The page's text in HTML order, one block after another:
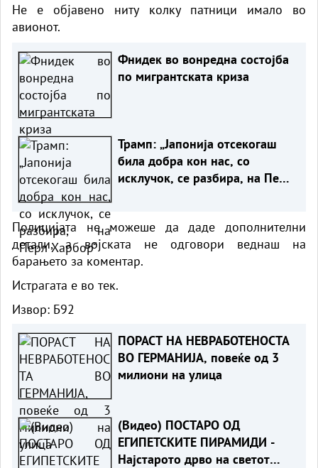
Не е објавено ниту колку патници имало во
авионот.
Фнидек во вонредна состојба
по мигрантската криза
Трамп: „Јапонија отсекогаш
била добра кон нас, со
исклучок, се разбира, на Перл
Полицијата не можеше да даде дополнителни
детали, а војската не одговори веднаш на
барањето за коментар.
Истрагата е во тек.
Извор: Б92
ПОРАСТ НА НЕВРАБОТЕНОСТА
ВО ГЕРМАНИЈА, повеќе од 3
милиони на улица
(Видео) ПОСТАРО ОД
ЕГИПЕТСКИТЕ ПИРАМИДИ -
Најстарото дрво на светот